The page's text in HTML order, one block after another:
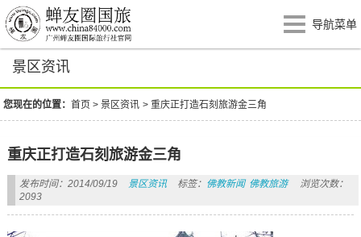
导航菜单
景区资讯
您现在的位置：首页 >景区资讯 >重庆正打造石刻旅游金三角
重庆正打造石刻旅游金三角
发布时间：2014/09/19 景区资讯 标签： 佛教新闻 佛教旅游
浏览次数：
2093